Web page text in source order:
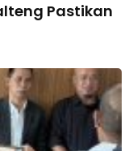
Pastikan